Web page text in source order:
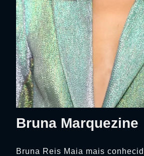
Bruna Marquezine
Bruna Reis Maia mais